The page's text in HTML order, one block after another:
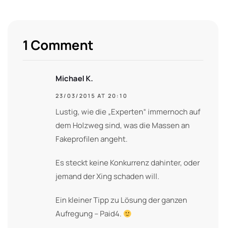
1 Comment
Michael K.
23/03/2015 AT 20:10
Lustig, wie die „Experten“ immernoch auf
dem Holzweg sind, was die Massen an
Fakeprofilen angeht.
Es steckt keine Konkurrenz dahinter, oder
jemand der Xing schaden will.
Ein kleiner Tipp zu Lösung der ganzen
Aufregung – Paid4.